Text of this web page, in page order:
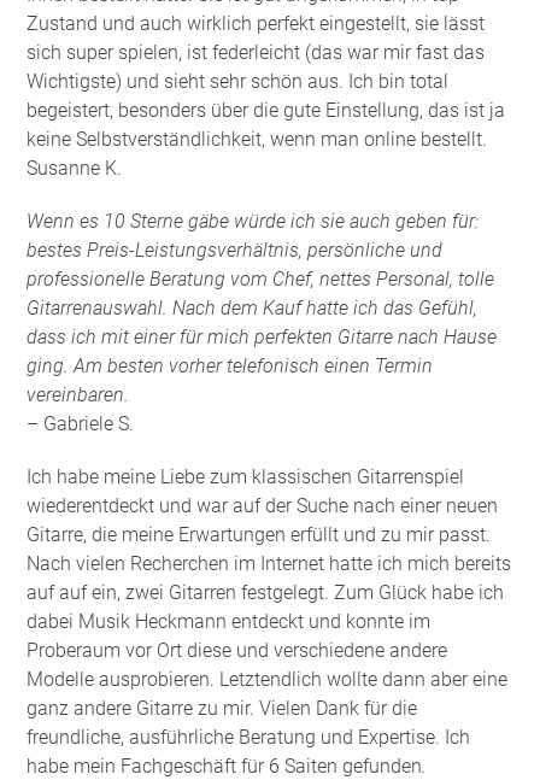
Zustand und auch wirklich perfekt eingestellt, sie lässt
sich super spielen, ist federleicht (das war mir fast das
Wichtigste) und sieht sehr schön aus. Ich bin total
begeistert, besonders über die gute Einstellung, das ist ja
keine Selbstverständlichkeit, wenn man online bestellt.
Susanne K.
Wenn es 10 Sterne gäbe würde ich sie auch geben für:
bestes Preis-Leistungsverhältnis, persönliche und
professionelle Beratung vom Chef, nettes Personal, tolle
Gitarrenauswahl. Nach dem Kauf hatte ich das Gefühl,
dass ich mit einer für mich perfekten Gitarre nach Hause
ging. Am besten vorher telefonisch einen Termin
vereinbaren.
– Gabriele S.
Ich habe meine Liebe zum klassischen Gitarrenspiel
wiederentdeckt und war auf der Suche nach einer neuen
Gitarre, die meine Erwartungen erfüllt und zu mir passt.
Nach vielen Recherchen im Internet hatte ich mich bereits
auf auf ein, zwei Gitarren festgelegt. Zum Glück habe ich
dabei Musik Heckmann entdeckt und konnte im
Proberaum vor Ort diese und verschiedene andere
Modelle ausprobieren. Letztendlich wollte dann aber eine
ganz andere Gitarre zu mir. Vielen Dank für die
freundliche, ausführliche Beratung und Expertise. Ich
habe mein Fachgeschäft für 6 Saiten gefunden.